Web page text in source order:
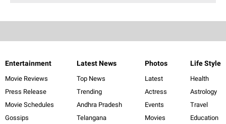
Entertainment
Movie Reviews
Press Release
Movie Schedules
Gossips
Latest News
Top News
Trending
Andhra Pradesh
Telangana
Photos
Latest
Actress
Events
Movies
Life Style
Health
Astrology
Travel
Education